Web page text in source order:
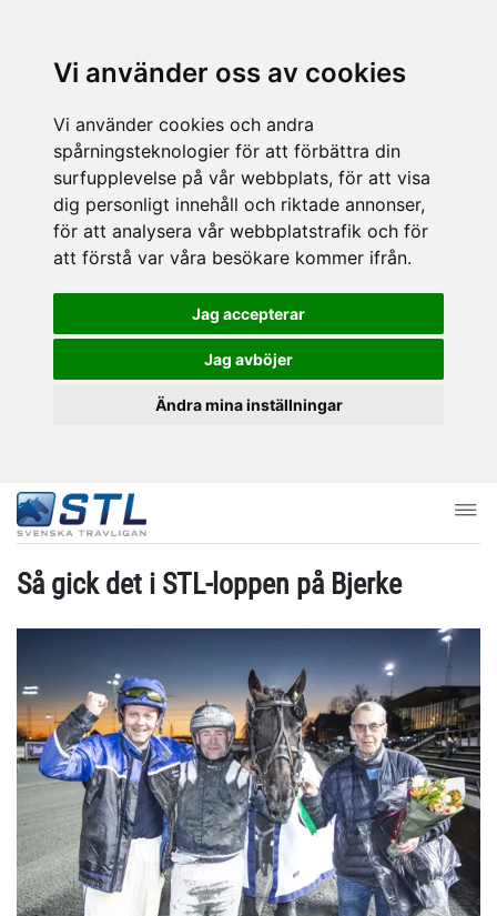
Vi använder oss av cookies
Vi använder cookies och andra
spårningsteknologier för att förbättra din
surfupplevelse på vår webbplats, för att visa
dig personligt innehåll och riktade annonser,
för att analysera vår webbplatstrafik och för
att förstå var våra besökare kommer ifrån.
Jag accepterar
Jag avböjer
Ändra mina inställningar
Så gick det i STL-loppen på Bjerke